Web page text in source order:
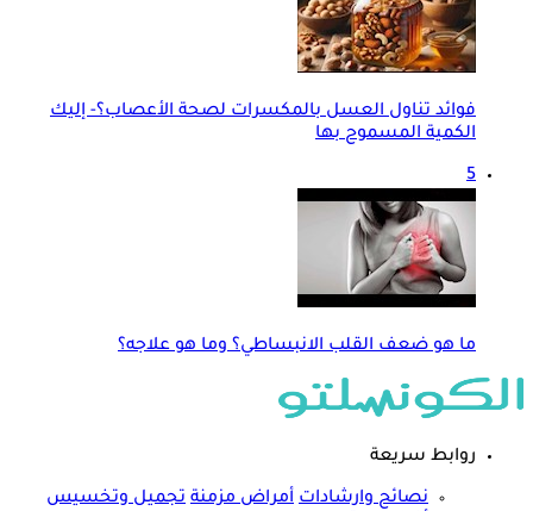
فوائد تناول العسل بالمكسرات لصحة الأعصاب؟- إليك
الكمية المسموح بها
5
ما هو ضعف القلب الانبساطي؟ وما هو علاجه؟
روابط سريعة
نصائح وارشادات أمراض مزمنة تجميل وتخسيس